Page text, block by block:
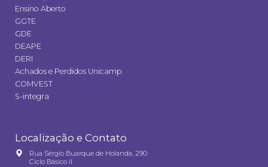
Ensino Aberto
GGTE
GDE
DEAPE
DERI
Achados e Perdidos Unicamp
COMVEST
S-integra
Localização e Contato
Rua Sérgio Buarque de Holanda, 290
Ciclo Básico II